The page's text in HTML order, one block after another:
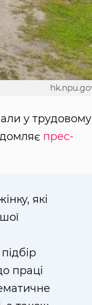
у трудовому
прес-
які
праці